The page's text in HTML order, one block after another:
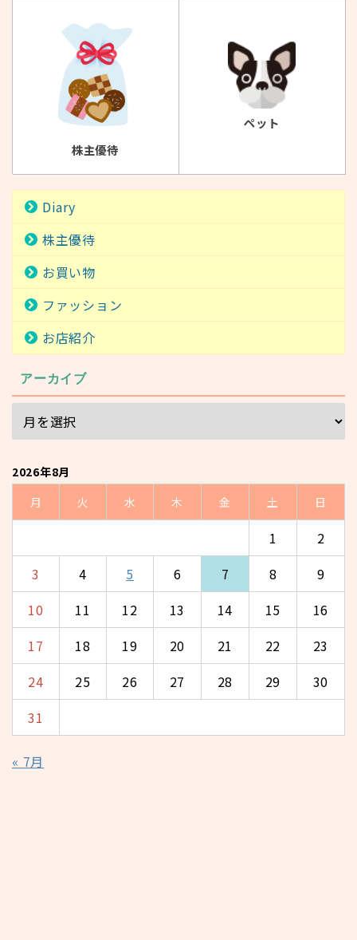
株主優待
ペット
Diary
株主優待
お買い物
ファッション
お店紹介
アーカイブ
2026年8月
月
火 水 木 金 土 日
1
2
3
4 5 6 7 8
9
10
11 12 13 14 15
16
17
18 19 20 21 22
23
24
25 26 27 28 29
30
31
« 7月